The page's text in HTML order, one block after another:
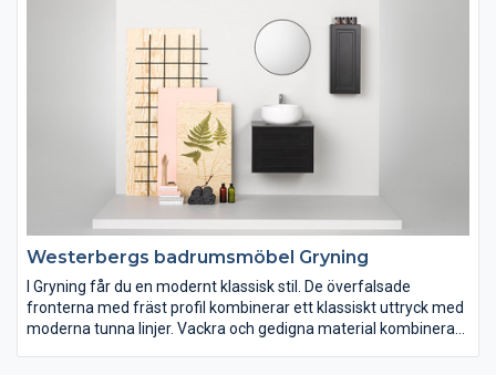
Westerbergs badrumsmöbel Gryning
I Gryning får du en modernt klassisk stil. De överfalsade
fronterna med fräst profil kombinerar ett klassiskt uttryck med
moderna tunna linjer. Vackra och gedigna material kombineras